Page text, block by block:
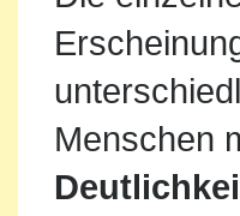
Menschen